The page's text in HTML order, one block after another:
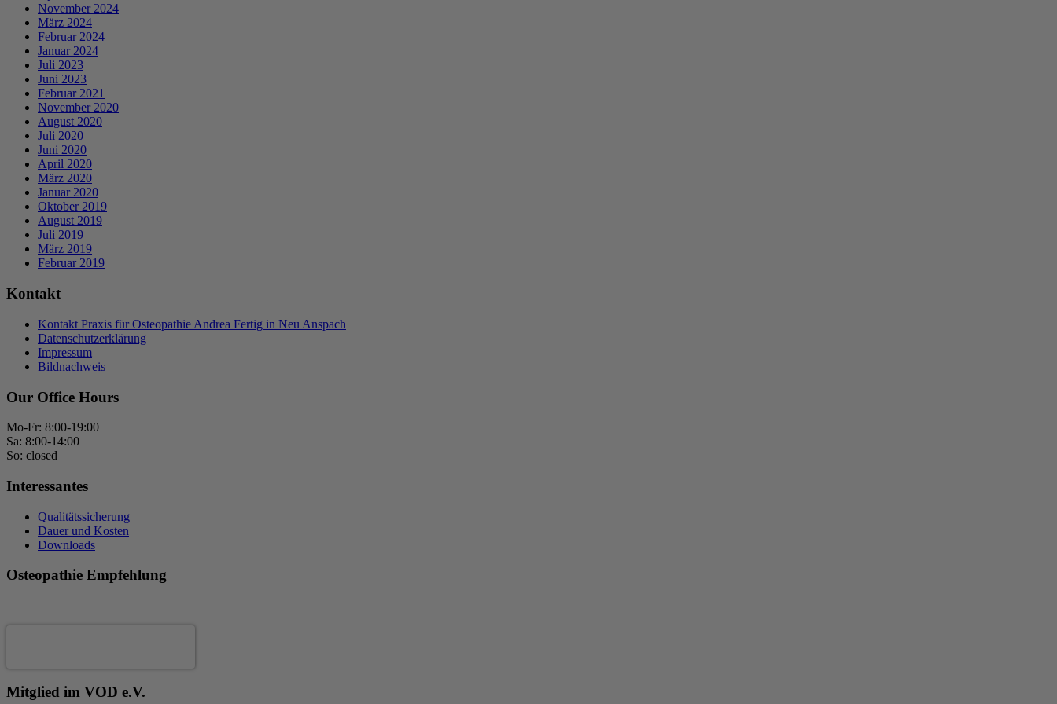
November 2024
März 2024
Februar 2024
Januar 2024
Juli 2023
Juni 2023
Februar 2021
November 2020
August 2020
Juli 2020
Juni 2020
April 2020
März 2020
Januar 2020
Oktober 2019
August 2019
Juli 2019
März 2019
Februar 2019
Kontakt
Kontakt Praxis für Osteopathie Andrea Fertig in Neu Anspach
Datenschutzerklärung
Impressum
Bildnachweis
Our Office Hours
Mo-Fr: 8:00-19:00
Sa: 8:00-14:00
So: closed
Interessantes
Qualitätssicherung
Dauer und Kosten
Downloads
Osteopathie Empfehlung
Mitglied im VOD e.V.